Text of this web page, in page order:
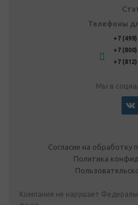
Телефоны
+7 (499)
+7 (800)
+7 (812)
Мы в
Согласие на обработку
Политика
Компания не нарушает